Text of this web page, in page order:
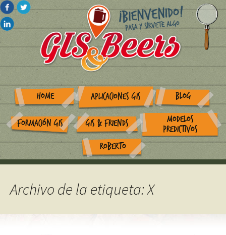
HOME APLICACIONES GIS BLOG
FORMACIÓN GIS GIS & FRIENDS
MODELOS
PREDICTIVOS
ROBERTO
Archivo de la etiqueta: X